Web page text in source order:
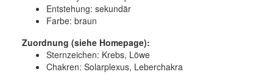
Entstehung: sekundär
Farbe: braun
Zuordnung (siehe Homepage):
Sternzeichen: Krebs, Löwe
Chakren: Solarplexus, Leberchakra